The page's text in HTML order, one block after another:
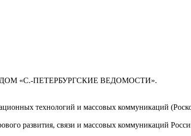
«С.-ПЕТЕРБУРГСКИЕ ВЕДОМОСТИ».
технологий и массовых коммуникаций
развития, связи и массовых коммуникаций